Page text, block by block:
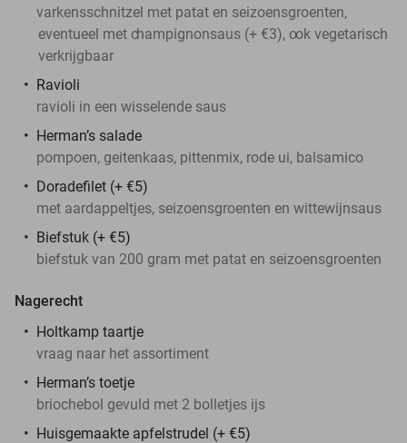
varkensschnitzel met patat en seizoensgroenten,
eventueel met champignonsaus (+ €3), ook vegetarisch
verkrijgbaar
Ravioli
ravioli in een wisselende saus
Herman’s salade
pompoen, geitenkaas, pittenmix, rode ui, balsamico
Doradefilet (+ €5)
met aardappeltjes, seizoensgroenten en wittewijnsaus
Biefstuk (+ €5)
biefstuk van 200 gram met patat en seizoensgroenten
Nagerecht
Holtkamp taartje
vraag naar het assortiment
Herman’s toetje
briochebol gevuld met 2 bolletjes ijs
Huisgemaakte apfelstrudel (+ €5)